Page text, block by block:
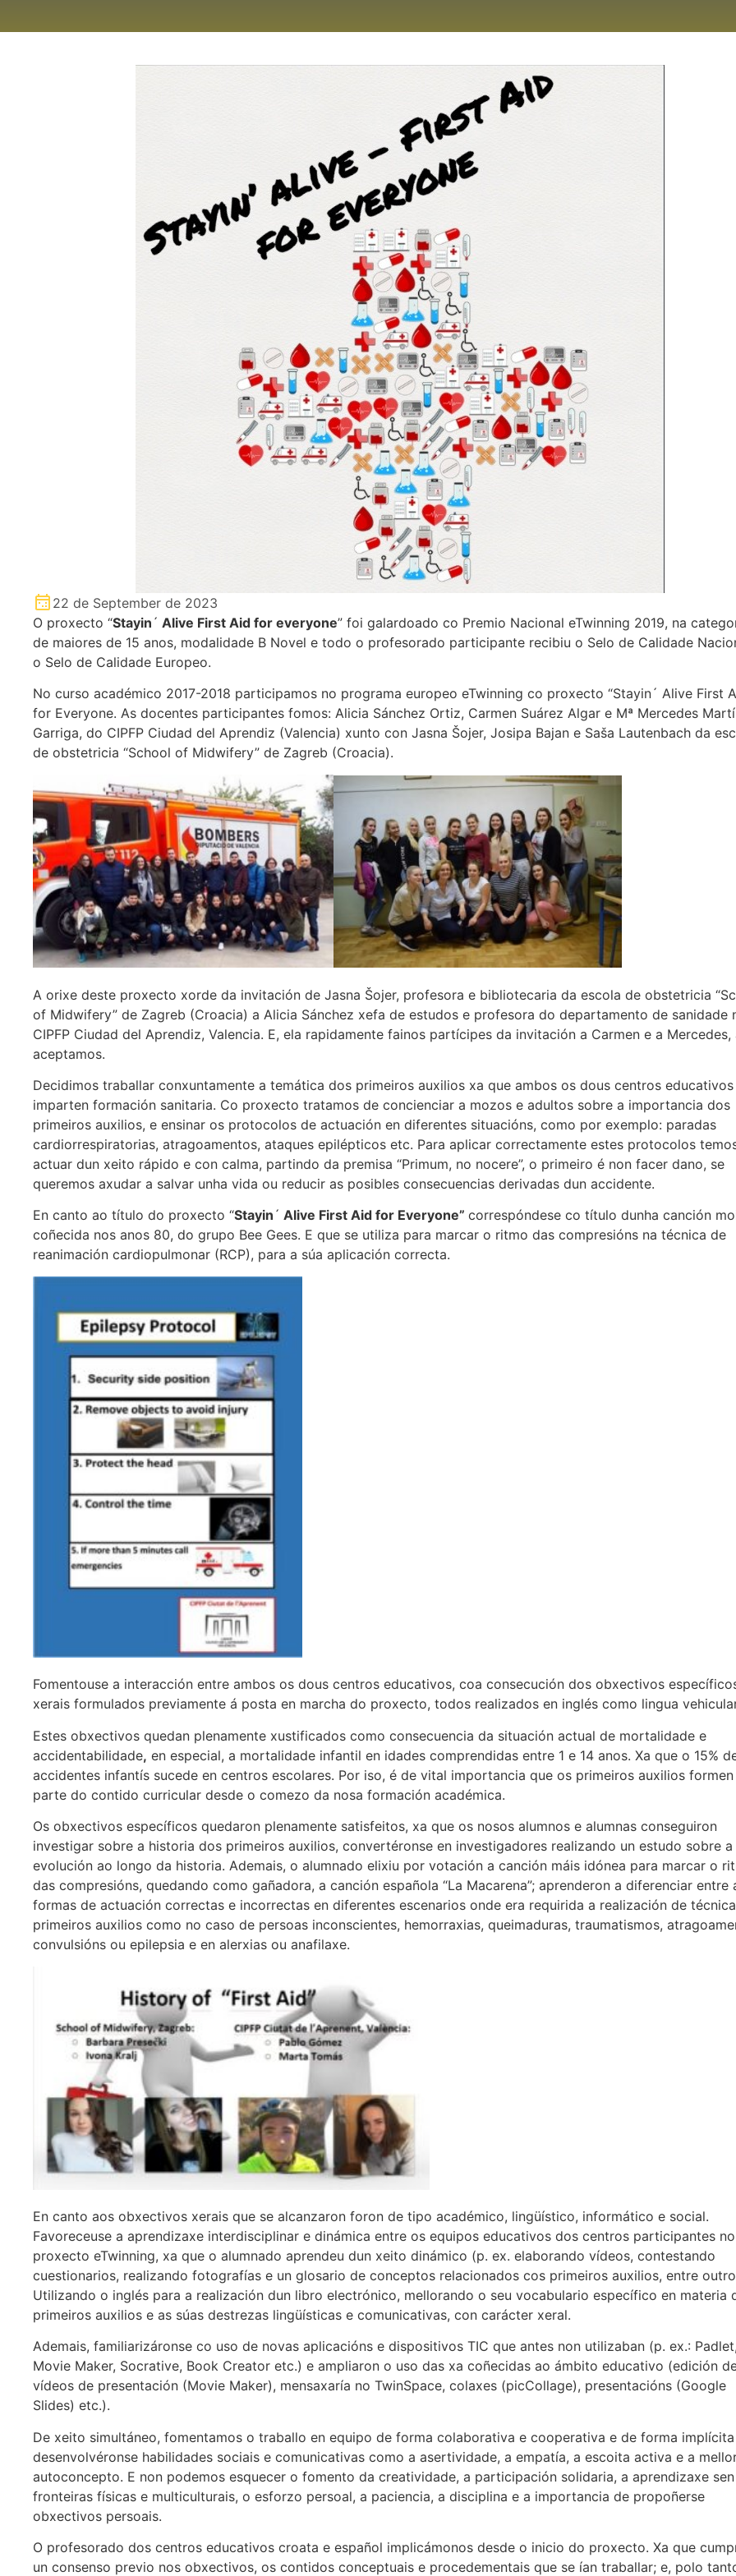
22 de September de 2023
O proxecto “Stayin ´ Alive First Aid for everyone” foi galardoado co Premio Nacional eTwinning 2019, na
de maiores de 15 anos, modalidade B Novel e todo o profesorado participante recibiu o Selo de Calidade
o Selo de Calidade Europeo.
No curso académico 2017-2018 participamos no programa europeo eTwinning co proxecto “Stayin´ Alive First
for Everyone. As docentes participantes fomos: Alicia Sánchez Ortiz, Carmen Suárez Algar e Mª Mercedes
Garriga, do CIPFP Ciudad del Aprendiz (Valencia) xunto con Jasna Šojer, Josipa Bajan e Saša Lautenbach da
de obstetricia “School of Midwifery” de Zagreb (Croacia).
A orixe deste proxecto xorde da invitación de Jasna Šojer, profesora e bibliotecaria da escola de obstetricia
of Midwifery” de Zagreb (Croacia) a Alicia Sánchez xefa de estudos e profesora do departamento de sanidade
CIPFP Ciudad del Aprendiz, Valencia. E, ela rapidamente fainos partícipes da invitación a Carmen e a Mercedes,
aceptamos.
Decidimos traballar conxuntamente a temática dos primeiros auxilios xa que ambos os dous centros educativos
imparten formación sanitaria. Co proxecto tratamos de concienciar a mozos e adultos sobre a importancia dos
primeiros auxilios, e ensinar os protocolos de actuación en diferentes situacións, como por exemplo: paradas
cardiorrespiratorias, atragoamentos, ataques epilépticos etc. Para aplicar correctamente estes protocolos
actuar dun xeito rápido e con calma, partindo da premisa “Primum, no nocere”, o primeiro é non facer dano, se
queremos axudar a salvar unha vida ou reducir as posibles consecuencias derivadas dun accidente.
En canto ao título do proxecto “Stayin ´ Alive First Aid for Everyone” correspóndese co título dunha canción
coñecida nos anos 80, do grupo Bee Gees. E que se utiliza para marcar o ritmo das compresións na técnica de
reanimación cardiopulmonar (RCP), para a súa aplicación correcta.
Fomentouse a interacción entre ambos os dous centros educativos, coa consecución dos obxectivos
xerais formulados previamente á posta en marcha do proxecto, todos realizados en inglés como lingua
Estes obxectivos quedan plenamente xustificados como consecuencia da situación actual de mortalidade e
accidentabilidade, en especial, a mortalidade infantil en idades comprendidas entre 1 e 14 anos. Xa que o 15%
accidentes infantís sucede en centros escolares. Por iso, é de vital importancia que os primeiros auxilios formen
parte do contido curricular desde o comezo da nosa formación académica.
Os obxectivos específicos quedaron plenamente satisfeitos, xa que os nosos alumnos e alumnas conseguiron
investigar sobre a historia dos primeiros auxilios, convertéronse en investigadores realizando un estudo sobre a
evolución ao longo da historia. Ademais, o alumnado elixiu por votación a canción máis idónea para marcar o
das compresións, quedando como gañadora, a canción española “La Macarena”; aprenderon a diferenciar entre
formas de actuación correctas e incorrectas en diferentes escenarios onde era requirida a realización de
primeiros auxilios como no caso de persoas inconscientes, hemorraxias, queimaduras, traumatismos,
convulsións ou epilepsia e en alerxias ou anafilaxe.
En canto aos obxectivos xerais que se alcanzaron foron de tipo académico, lingüístico, informático e social.
Favoreceuse a aprendizaxe interdisciplinar e dinámica entre os equipos educativos dos centros participantes no
proxecto eTwinning, xa que o alumnado aprendeu dun xeito dinámico (p. ex. elaborando vídeos, contestando
cuestionarios, realizando fotografías e un glosario de conceptos relacionados cos primeiros auxilios, entre
Utilizando o inglés para a realización dun libro electrónico, mellorando o seu vocabulario específico en materia
primeiros auxilios e as súas destrezas lingüísticas e comunicativas, con carácter xeral.
Ademais, familiarizáronse co uso de novas aplicacións e dispositivos TIC que antes non utilizaban (p. ex.: Padlet,
Movie Maker, Socrative, Book Creator etc.) e ampliaron o uso das xa coñecidas ao ámbito educativo (edición
vídeos de presentación (Movie Maker), mensaxaría no TwinSpace, colaxes (picCollage), presentacións (Google
Slides) etc.).
De xeito simultáneo, fomentamos o traballo en equipo de forma colaborativa e cooperativa e de forma implícita
desenvolvéronse habilidades sociais e comunicativas como a asertividade, a empatía, a escoita activa e a
autoconcepto. E non podemos esquecer o fomento da creatividade, a participación solidaria, a aprendizaxe sen
fronteiras físicas e multiculturais, o esforzo persoal, a paciencia, a disciplina e a importancia de propoñerse
obxectivos persoais.
O profesorado dos centros educativos croata e español implicámonos desde o inicio do proxecto. Xa que
un consenso previo nos obxectivos, os contidos conceptuais e procedementais que se ían traballar; e, polo